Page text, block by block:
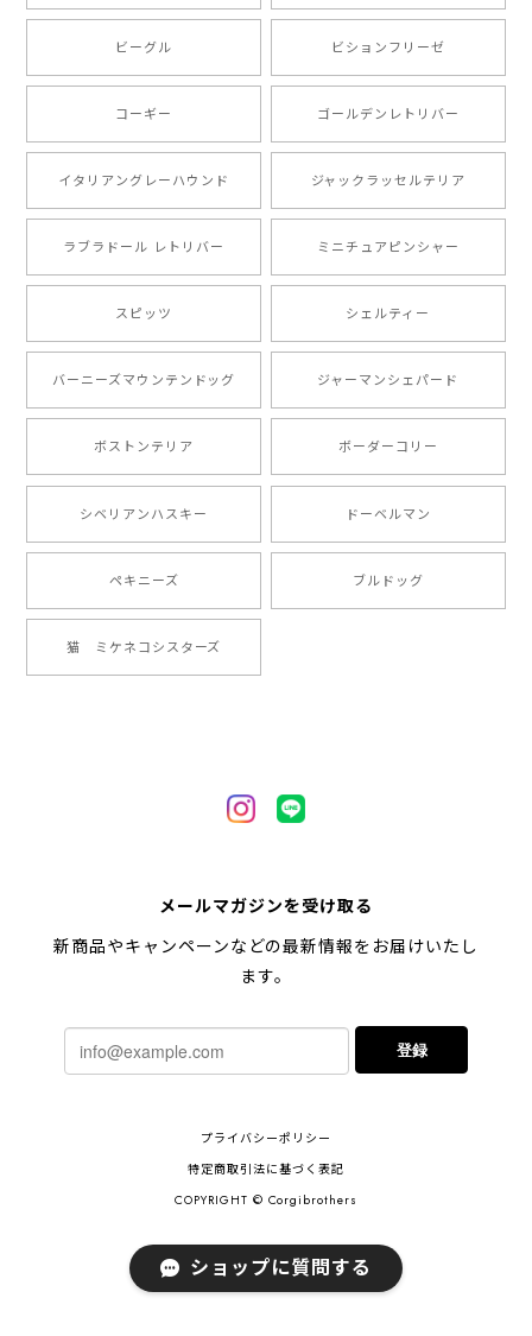
2024/10/28
注文受領連絡が無かったのでハラハラしましたが… 可
愛い商品が届きました！大満足です♪
【 自然に囲まれた ポメラニアン 】マグカップ 犬 ペット うちの子 犬グッズ ギフト プレゼント 母の日
りまして、元気な時の顔がそっくりだったので、注文し
ました。ありがとうございました。
2024/05/22
2024/05/04
2024/05/04
【 柴犬 毛色3色】マグカップ お家用 プレゼント コーギーブラザーズ 犬 うちの子
2024/02/10
した！とても早い対応でありがとうございました。 プ
レゼント用だったけど自分用にも買いたいと思います。
ありがとうございました！！！
ビーグル ビションフリーゼ
コーギー ゴールデンレトリバー
イタリアングレーハウンド ジャックラッセルテリア
ラブラドール レトリバー ミニチュアピンシャー
スピッツ シェルティー
バーニーズマウンテンドッグ ジャーマンシェパード
ボストンテリア ボーダーコリー
シベリアンハスキー ドーベルマン
ペキニーズ ブルドッグ
猫 ミケネコシスターズ
メールマガジンを受け取る
新商品やキャンペーンなどの最新情報をお届けいたし
ます。
登録
プライバシーポリシー
特定商取引法に基づく表記
COPYRIGHT © Corgibrothers
ショップに質問する